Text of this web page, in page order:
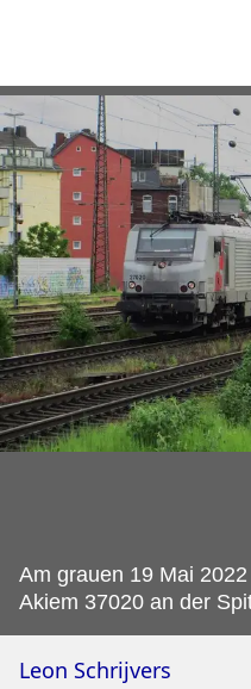
Am grauen 19 Mai
Akiem 37020 an der
Leon Schrijvers